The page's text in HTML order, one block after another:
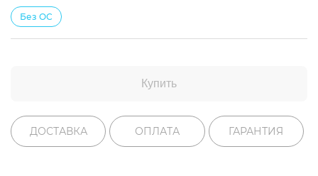
Без ОС
Купить
ДОСТАВКА ОПЛАТА ГАРАНТИЯ